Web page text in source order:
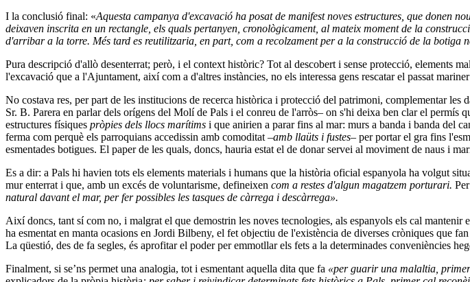
I la conclusió final: «Aquesta campanya d'excavació ha posat de manifest noves estructures, que donen
deixaven inscrita en un rectangle, els quals pertanyen, cronològicament, al mateix moment de la
d'arribar a la torre. Més tard es reutilitzaria, en part, com a recolzament per a la construcció de la botiga
Pura descripció d'allò desenterrat; però, i el context històric? Tot al descobert i sense protecció, elements
l'excavació que a l'Ajuntament, així com a d'altres instàncies, no els interessa gens rescatar el passat
No costava res, per part de les institucions de recerca històrica i protecció del patrimoni, complementar
Sr. B. Parera en parlar dels orígens del Molí de Pals i el conreu de l'arròs– on s'hi deixa ben clar el
estructures físiques pròpies dels llocs marítims i que anirien a parar fins al mar: murs a banda i banda del
ferma com perquè els parroquians accedissin amb comoditat –amb llaüts i fustes– per portar el gra fins
esmentades botigues. El paper de les quals, doncs, hauria estat el de donar servei al moviment de naus i
Es a dir: a Pals hi havien tots els elements materials i humans que la història oficial espanyola ha volgut
mur enterrat i que, amb un excés de voluntarisme, defineixen com a restes d'algun magatzem porturari.
natural davant el mar, per fer possibles les tasques de càrrega i descàrrega».
Així doncs, tant sí com no, i malgrat el que demostrin les noves tecnologies, als espanyols els cal
ha esmentat en manta ocasions en Jordi Bilbeny, el fet objectiu de l'existència de diverses cròniques que
La qüestió, des de fa segles, és aprofitar el poder per emmotllar els fets a la determinades conveniències
Finalment, si se’ns permet una analogia, tot i esmentant aquella dita que fa «per guarir una malaltia,